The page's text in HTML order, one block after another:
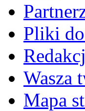
Pliki
Wasza
Mapa